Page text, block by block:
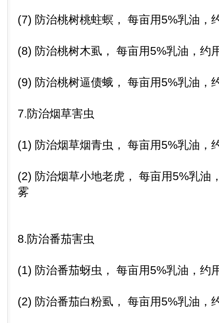
(7) 防治桃树桃蛀螟， 每亩用5%乳油，
(8) 防治桃树木虱， 每亩用5%乳油，约
(9) 防治桃树逼债蛾， 每亩用5%乳油，
7.防治烟草害虫
(1) 防治烟草烟青虫， 每亩用5%乳油，
(2) 防治烟草小地老虎， 每亩用5%乳油
雾
8.防治番茄害虫
(1) 防治番茄蚜虫， 每亩用5%乳油，约
(2) 防治番茄白粉虱， 每亩用5%乳油，